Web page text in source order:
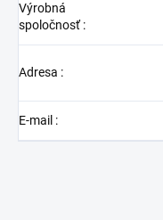
Výrobná
spoločnosť:
Adresa :
E-mail :